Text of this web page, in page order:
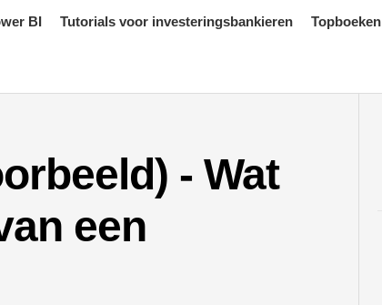
BI Tutorials voor investeringsbankieren Topboeken
- Wat
een